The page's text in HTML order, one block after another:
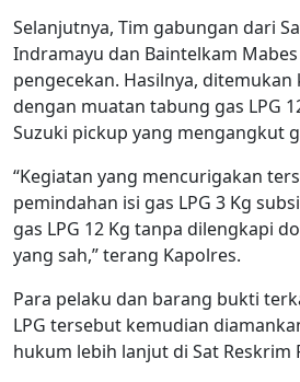
Selanjutnya, Tim gabungan dari
Indramayu dan Baintelkam
pengecekan. Hasilnya,
dengan muatan tabung gas LPG
Suzuki pickup yang mengangkut
“Kegiatan yang mencurigakan
pemindahan isi gas LPG 3 Kg
gas LPG 12 Kg tanpa dilengkapi
yang sah,” terang Kapolres.
Para pelaku dan barang bukti
LPG tersebut kemudian
hukum lebih lanjut di Sat Reskrim